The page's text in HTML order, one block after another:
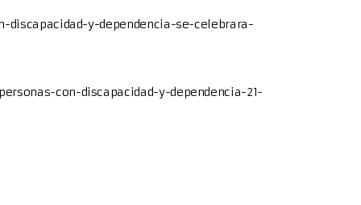
y-dependencia-se-celebrara-
con-discapacidad-y-dependencia-21-